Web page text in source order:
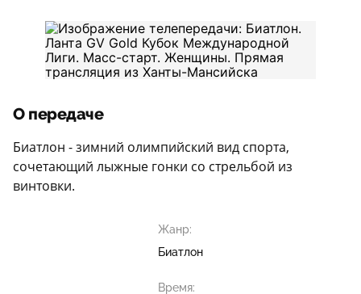
О передаче
Биатлон - зимний олимпийский вид спорта,
сочетающий лыжные гонки со стрельбой из
винтовки.
Жанр:
Биатлон
Время: